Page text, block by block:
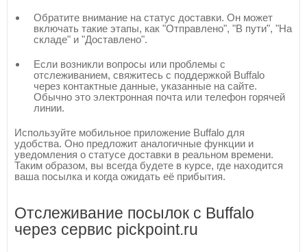
Обратите внимание на статус доставки. Он может
включать такие этапы, как "Отправлено", "В пути", "На
складе" и "Доставлено".
Если возникли вопросы или проблемы с
отслеживанием, свяжитесь с поддержкой Buffalo
через контактные данные, указанные на сайте.
Обычно это электронная почта или телефон горячей
линии.
Используйте мобильное приложение Buffalo для
удобства. Оно предложит аналогичные функции и
уведомления о статусе доставки в реальном времени.
Таким образом, вы всегда будете в курсе, где находится
ваша посылка и когда ожидать её прибытия.
Отслеживание посылок с Buffalo
через сервис pickpoint.ru